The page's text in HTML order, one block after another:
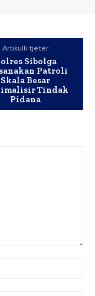
Artikulli tjetër
Sibolga
Patroli
Skala Besar
Tindak
Pidana